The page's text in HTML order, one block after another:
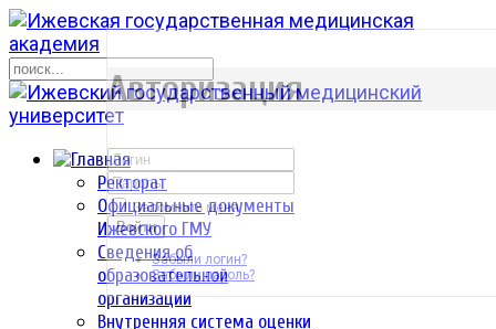
Ректорат
Официальные документы
Ижевского ГМУ
Сведения об
образовательной
организации
Внутренняя система оценки
р
Авторизация
Запомнить меня
Войти
Забыли логин?
Забыли пароль?